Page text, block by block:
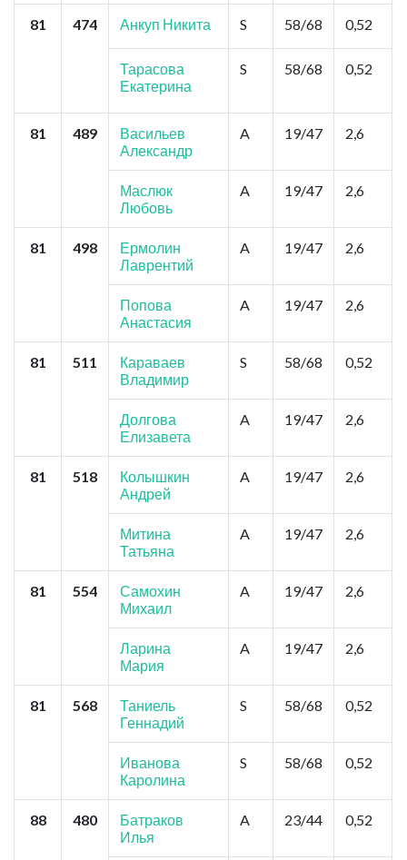
81 474 Анкуп Никита S 58/68 0,52
Тарасова
Екатерина
S 58/68 0,52
81 489
Васильев
Александр
A 19/47 2,6
Маслюк
Любовь
A 19/47 2,6
81 498
Ермолин
Лаврентий
A 19/47 2,6
Попова
Анастасия
A 19/47 2,6
81 511
Караваев
Владимир
S 58/68 0,52
Долгова
Елизавета
A 19/47 2,6
81 518
Колышкин
Андрей
A 19/47 2,6
Митина
Татьяна
A 19/47 2,6
81 554
Самохин
Михаил
A 19/47 2,6
Ларина
Мария
A 19/47 2,6
81 568
Таниель
Геннадий
S 58/68 0,52
Иванова
Каролина
S 58/68 0,52
88 480
Батраков
Илья
A 23/44 0,52